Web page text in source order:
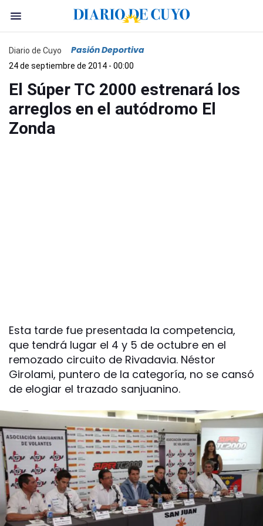
Diario de Cuyo Pasión Deportiva
24 de septiembre de 2014 - 00:00
El Súper TC 2000 estrenará los
arreglos en el autódromo El
Zonda
Esta tarde fue presentada la competencia,
que tendrá lugar el 4 y 5 de octubre en el
remozado circuito de Rivadavia. Néstor
Girolami, puntero de la categoría, no se cansó
de elogiar el trazado sanjuanino.